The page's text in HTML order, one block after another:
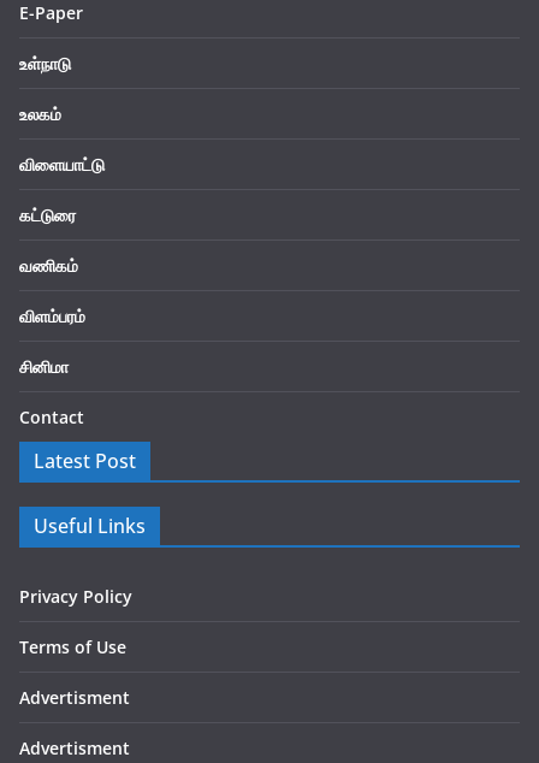
E-Paper
உள்நாடு
உலகம்
விளையாட்டு
கட்டுரை
வணிகம்
விளம்பரம்
சினிமா
Contact
Latest Post
Useful Links
Privacy Policy
Terms of Use
Advertisment
Advertisment